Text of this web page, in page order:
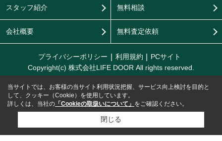
スタッフ紹介
会社概要
無料相談
無料査定依頼
プライバシーポリシー 利用規約
PCサイト
Copyright(c) 株式会社LIFE DOOR All rights reserved.
当サイトでは、お客様の当サイト利用状況把握、サービス向上検討を目的と
して、クッキー（Cookie）を使用しています。
詳しくは、当社の 「Cookieの取扱いについて」 をご確認ください。
閉じる